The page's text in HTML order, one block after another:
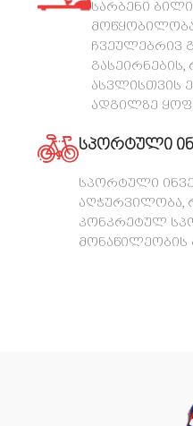
სარბენი
ჩვეულებრივ
გასეირნების,
ასვლისთვის
ადგილზე
სპორტული
სპორტული
აღჭურვილობა,
კონკრეტულ
მონაწილეობის